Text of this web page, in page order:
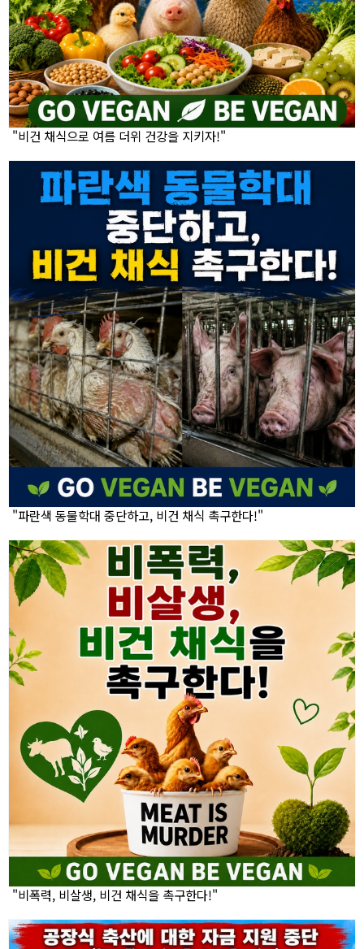
"비건 채식으로 여름 더위 건강을 지키자!"
"파란색 동물학대 중단하고, 비건 채식 촉구한다!"
"비폭력, 비살생, 비건 채식을 촉구한다!"